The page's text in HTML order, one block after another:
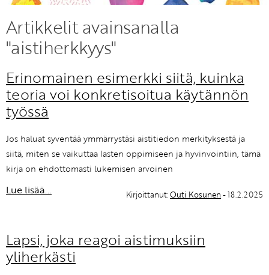
KIRJAUDU SISÄÄN
Etkö ole vielä Varhaiskasvatuksen Tietopalvelun
Liity tästä!
Artikkelit avainsanalla
"aistiherkkyys"
Erinomainen esimerkki siitä, kuinka
teoria voi konkretisoitua käytännön
työssä
Jos haluat syventää ymmärrystäsi aistitiedon merkityksestä ja
siitä, miten se vaikuttaa lasten oppimiseen ja hyvinvointiin, tämä
kirja on ehdottomasti lukemisen arvoinen
Lue lisää... Kirjoittanut:Outi Kosunen - 18.2.2025
Lapsi, joka reagoi aistimuksiin
yliherkästi